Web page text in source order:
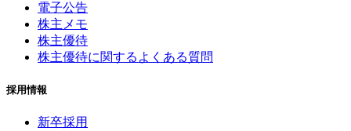
電子公告
株主メモ
株主優待
株主優待に関するよくある質問
採用情報
新卒採用